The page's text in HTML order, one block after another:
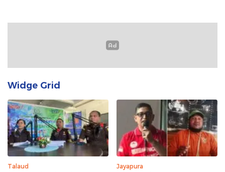
Widge Grid
Talaud Jayapura